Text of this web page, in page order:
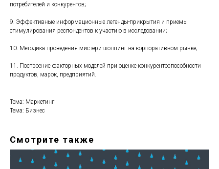
потребителей и конкурентов;
9. Эффективные информационные легенды-прикрытия и приемы
стимулирования респондентов к участию в исследовании;
10. Методика проведения мистери-шоппинг на корпоративном рынке;
11. Построение факторных моделей при оценке конкурентоспособности
продуктов, марок, предприятий.
Тема: Маркетинг
Тема: Бизнес
Смотрите также